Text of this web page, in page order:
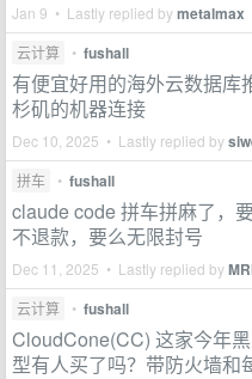
Jan 9 • Lastly replied bymetalmax
云计算 • fushall
有便宜好用的海外云数据库
杉矶的机器连接
Dec 10, 2025 • Lastly replied by
拼车 • fushall
claude code 拼车拼麻了，
不退款，要么无限封号
Dec 11, 2025 • Lastly replied by
云计算 • fushall
CloudCone(CC) 这家今年
型有人买了吗？带防火墙和